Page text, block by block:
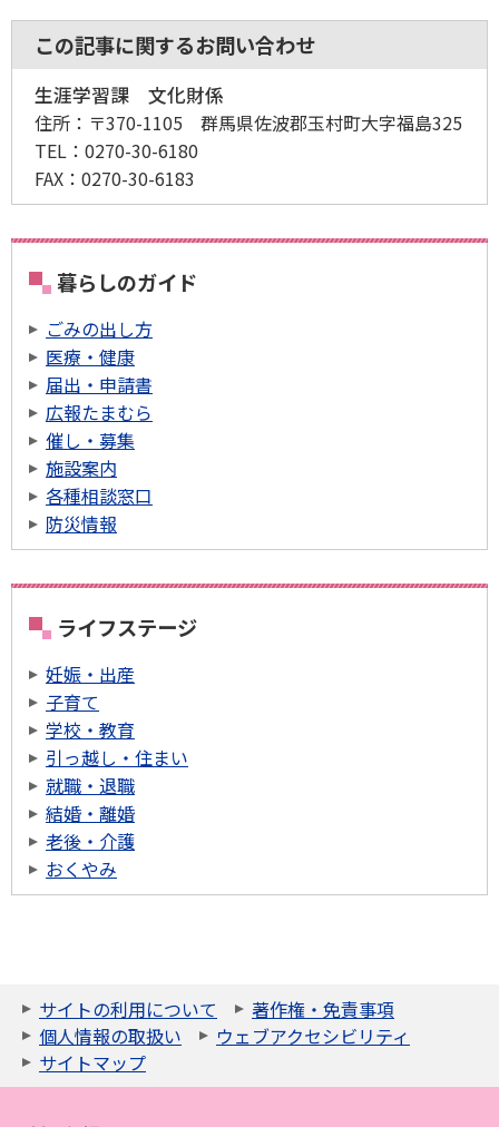
この記事に関するお問い合わせ
生涯学習課 文化財係
住所： 〒370-1105 群馬県佐波郡玉村町大字福島325
TEL： 0270-30-6180
FAX： 0270-30-6183
暮らしのガイド
ごみの出し方
医療・健康
届出・申請書
広報たまむら
催し・募集
施設案内
各種相談窓口
防災情報
ライフステージ
妊娠・出産
子育て
学校・教育
引っ越し・住まい
就職・退職
結婚・離婚
老後・介護
おくやみ
サイトの利用について
著作権・免責事項
個人情報の取扱い
ウェブアクセシビリティ
サイトマップ